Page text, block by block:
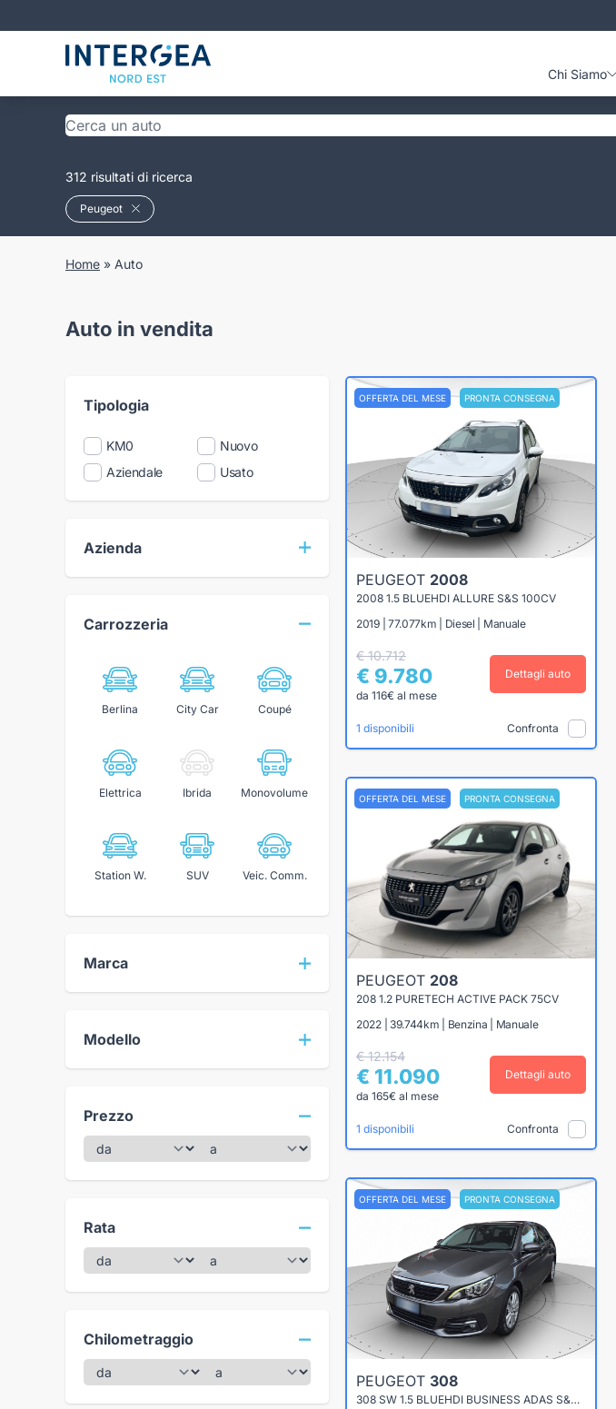
Chi Siamo
312 risultati di ricerca
Peugeot
Home » Auto
Auto in vendita
Tipologia
KM0
Nuovo
Aziendale
Usato
Azienda
Carrozzeria
Berlina City Car Coupé
Elettrica Ibrida Monovolume
Station W. SUV Veic. Comm.
Marca
Modello
Prezzo
Rata
Chilometraggio
OFFERTA DEL MESE PRONTA CONSEGNA
PEUGEOT 2008
2008 1.5 BLUEHDI ALLURE S&S 100CV
2019 | 77.077km | Diesel | Manuale
€ 10.712
€ 9.780
da 116€ al mese
Dettagli auto
1 disponibili Confronta
OFFERTA DEL MESE PRONTA CONSEGNA
PEUGEOT 208
208 1.2 PURETECH ACTIVE PACK 75CV
2022 | 39.744km | Benzina | Manuale
€ 12.154
€ 11.090
da 165€ al mese
Dettagli auto
1 disponibili Confronta
OFFERTA DEL MESE PRONTA CONSEGNA
PEUGEOT 308
308 SW 1.5 BLUEHDI BUSINESS ADAS S&S 130CV EAT8